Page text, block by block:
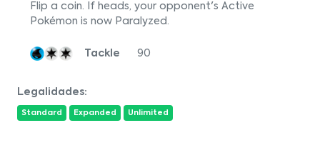
Flip a coin. If heads, your opponent's Active
Pokémon is now Paralyzed.
Tackle 90
Legalidades:
Standard Expanded Unlimited